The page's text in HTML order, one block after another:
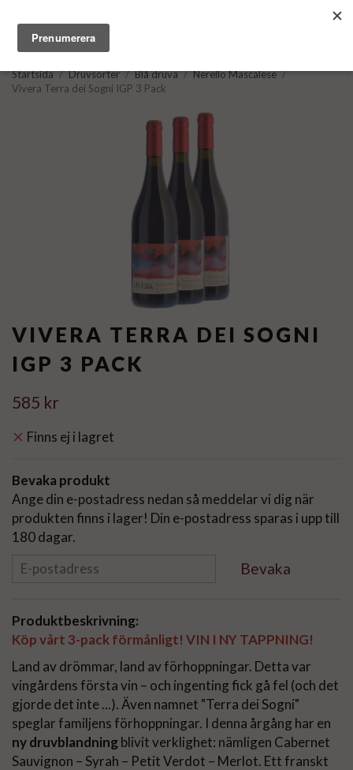
Startsida / Druvsorter / Blå druva / Nerello Mascalese /
Vivera Terra dei Sogni IGP 3 Pack
VIVERA TERRA DEI SOGNI
IGP 3 PACK
585 kr
Finns ej i lagret
Bevaka produkt
Ange din e-postadress nedan så meddelar vi dig när
produkten finns i lager! Din e-postadress sparas i upp till
180 dagar.
Bevaka
Produktbeskrivning:
Köp vårt 3-pack förmånligt! VIN I NY TAPPNING!
Land av drömmar, land av förhoppningar. Detta var
vingårdens första vin – och ingenting fick gå fel (och det
gjorde det inte ...). Även namnet "Terra dei Sogni"
speglar familjens förhoppningar. I denna årgång har en
ny druvblandningblivit verklighet: nämligen Cabernet
Sauvignon – Syrah – Petit Verdot – Merlot. Ett franskt